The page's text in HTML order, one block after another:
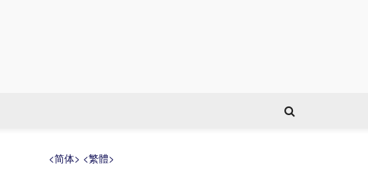
<简体> <繁體>